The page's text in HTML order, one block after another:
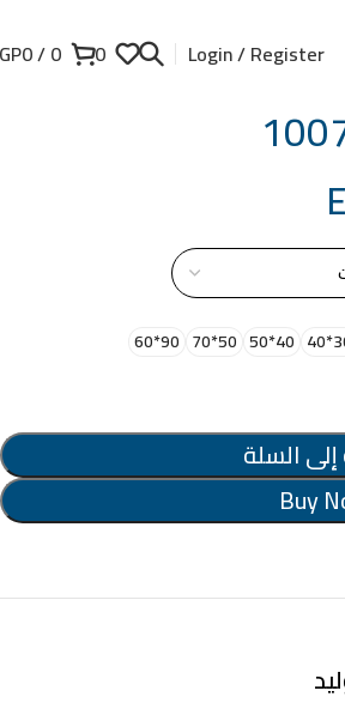
Login / Register
0
0
/
0
40*50
50*70
90*60
السلة
Buy